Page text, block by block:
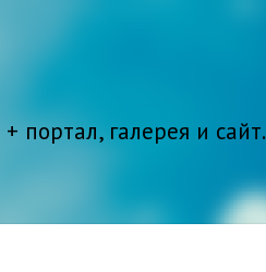
+ портал, галерея и сайт.